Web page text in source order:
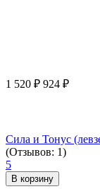
1 520 ₽ 924 ₽
Сила и Тонус
(Отзывов: 1)
5
В корзину